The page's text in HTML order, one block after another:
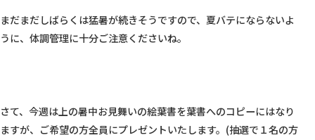
まだまだしばらくは猛暑が続きそうですので、夏バテにならないよ
うに、体調管理に十分ご注意くださいね。
さて、今週は上の暑中お見舞いの絵葉書を葉書へのコピーにはなり
ますが、ご希望の方全員にプレゼントいたします。(抽選で１名の方